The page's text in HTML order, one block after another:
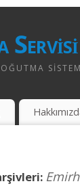
Servisi